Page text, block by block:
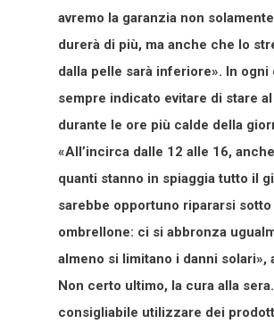
avremo la garanzia non
durerà di più, ma anche che lo
dalla pelle sarà inferiore». In ogni
sempre indicato evitare di stare
durante le ore più calde della
«All’incirca dalle 12 alle 16,
quanti stanno in spiaggia tutto il
sarebbe opportuno ripararsi sotto
ombrellone: ci si abbronza
almeno si limitano i danni solari»,
Non certo ultimo, la cura alla sera.
consigliabile utilizzare dei